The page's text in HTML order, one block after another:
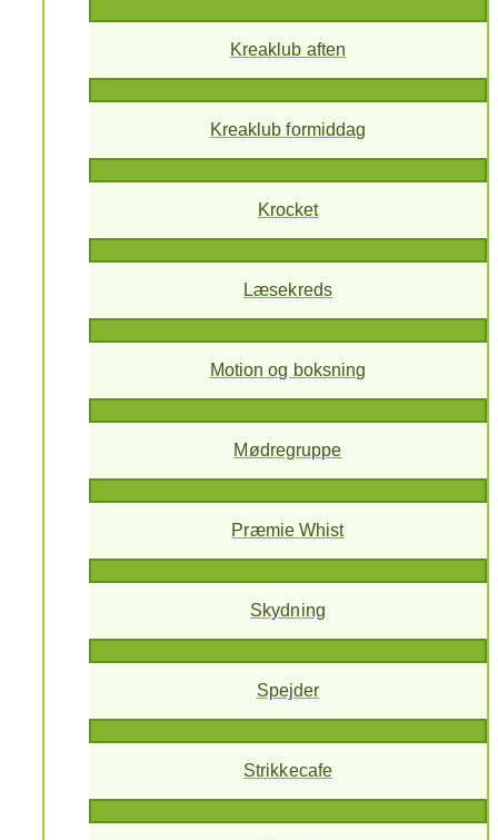
Kreaklub aften
Kreaklub formiddag
Krocket
Læsekreds
Motion og boksning
Mødregruppe
Præmie Whist
Skydning
Spejder
Strikkecafe